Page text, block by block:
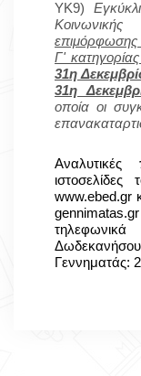
ΥΚ9)
επιμόρφωσης
Γ'
31η
31η
οποία οι
Αναλυτικές
www.ebed.gr
gennimatas.gr
Γεννηματάς: